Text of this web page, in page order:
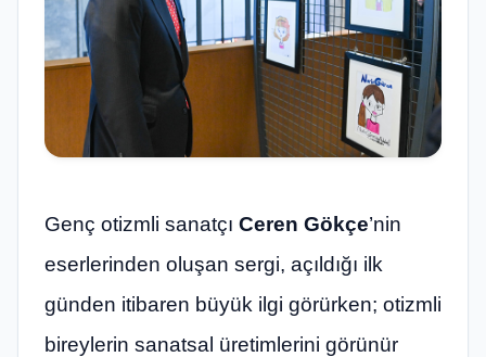
Genç otizmli sanatçı Ceren Gökçe’nin
eserlerinden oluşan sergi, açıldığı ilk
günden itibaren büyük ilgi görürken; otizmli
bireylerin sanatsal üretimlerini görünür